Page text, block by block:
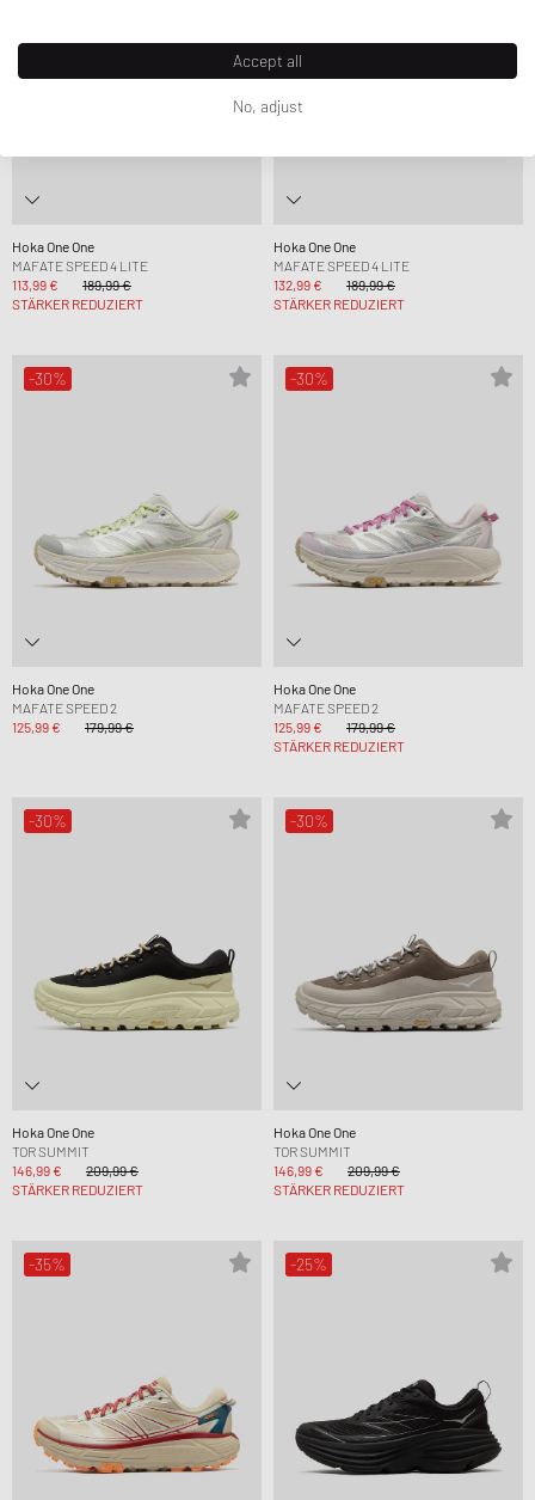
Hoka One One
MAFATE SPEED 4 LITE
113,99 €
189,99 €
STÄRKER REDUZIERT
Hoka One One
MAFATE SPEED 4 LITE
132,99 €
189,99 €
STÄRKER REDUZIERT
-30%
Hoka One One
MAFATE SPEED 2
125,99 €
179,99 €
-30%
Hoka One One
MAFATE SPEED 2
125,99 €
179,99 €
STÄRKER REDUZIERT
-30%
Hoka One One
TOR SUMMIT
146,99 €
209,99 €
STÄRKER REDUZIERT
-30%
Hoka One One
TOR SUMMIT
146,99 €
209,99 €
STÄRKER REDUZIERT
-35% -25%
Accept all
No, adjust